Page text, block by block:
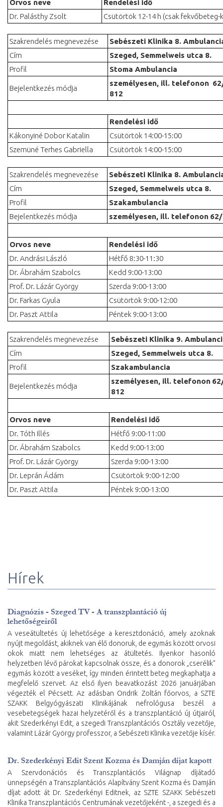
Orvos neve
Rendelési idő
Dr. Palásthy Zsolt
Csütörtök 12-14 h (csak fekvőbeteg-
Szakrendelés megnevezése
Sebészeti Klinika 8.
Cím
Szeged, Semmelweis utca 8.
Profil
Stoma Ambulancia
Bejelentkezés módja
személyesen, ill. telefonon
812
Rendelési idő
Kákonyiné Dobor Katalin
Csütörtök 14:00-15:00
Szemüné Terhes Gabriella
Csütörtök 14:00-15:00
Szakrendelés megnevezése
Sebészeti Klinika 8.
Cím
Szeged, Semmelweis utca 8.
Profil
Szakambulancia
Bejelentkezés módja
személyesen, ill. telefonon
Orvos neve
Rendelési idő
Dr. Andrási László
Hétfő 8:30-11:30
Dr. Ábrahám Szabolcs
Kedd 9:00-13:00
Prof. Dr. Lázár György
Szerda 9:00-13:00
Dr. Farkas Gyula
Csütörtök 9:00-12:00
Dr. Paszt Attila
Péntek 9:00-13:00
Szakrendelés megnevezése
Sebészeti Klinika 9.
Cím
Szeged, Semmelweis utca 8.
Profil
Szakambulancia
Bejelentkezés módja
személyesen, ill. telefonon
812
Orvos neve
Rendelési idő
Dr. Tóth Illés
Hétfő 9:00-11:00
Dr. Ábrahám Szabolcs
Kedd 9:00-13:00
Prof. Dr. Lázár György
Szerda 9:00-13:00
Dr. Leprán Ádám
Csütörtök 9:00-12:00
Dr. Paszt Attila
Péntek 9:00-13:00
Hírek
Diagnózis - Szeged TV - A transzplantáció új
lehetőségeiről
A veseátültetés új lehetősége a keresztdonáció, amely azoknak
nyújt megoldást, akiknek van élő donoruk, de egymás között orvosi
okok miatt nem lehetséges az átültetés. Ilyenkor hasonló
helyzetben lévő párokat kapcsolnak össze, és a donorok „cserélik”
egymás között a veséket, így minden érintett beteg megkaphatja a
megfelelő szervet. Az első ilyen beavatkozást 2026 januárjában
végezték el Pécsett. Az adásban Ondrik Zoltán főorvos, a SZTE
SZAKK Belgyógyászati Klinikájának nefrológusa beszél a
vesebetegségek hazai helyzetéről és a transzplantáció új útjairól,
akit Szederkényi Edit, a szegedi Transzplantációs Osztály vezetője,
valamint Lázár György professzor, a Sebészeti Klinika vezetője kísér.
Dr. Szederkényi Edit Szent Kozma és Damján díjat kapott
A Szervdonációs és Transzplantációs Világnap díjátadó
ünnepségén a Transzplantációs Alapítvány Szent Kozma és Damján
díjat adott át Dr. Szederkényi Editnek, az SZTE SZAKK Sebészeti
Klinika Transzplantációs Centrumának vezetőjeként -, a szegedi és a